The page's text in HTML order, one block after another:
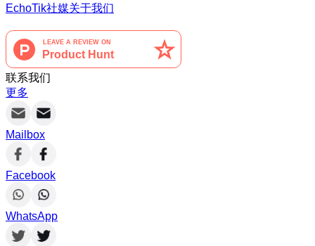
EchoTik社媒关于我们
联系我们
更多
Mailbox
Facebook
WhatsApp